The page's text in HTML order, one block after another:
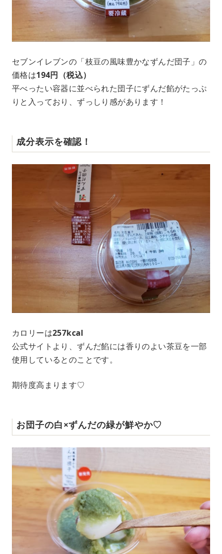
セブンイレブンの「枝豆の風味豊かなずんだ団子」の
価格は194円（税込）
平べったい容器に並べられた団子にずんだ餡がたっぷ
りと入っており、ずっしり感があります！
成分表示を確認！
カロリーは257kcal
公式サイトより、ずんだ餡には香りのよい茶豆を一部
使用しているとのことです。
期待度高まります♡
お団子の白×ずんだの緑が鮮やか♡